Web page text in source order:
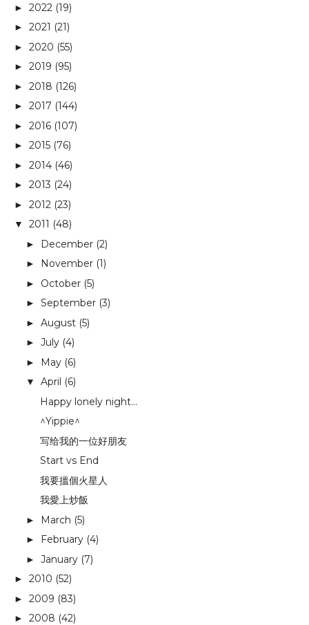
► 2022 (19)
► 2021 (21)
► 2020 (55)
► 2019 (95)
► 2018 (126)
► 2017 (144)
► 2016 (107)
► 2015 (76)
► 2014 (46)
► 2013 (24)
► 2012 (23)
▼ 2011 (48)
► December (2)
► November (1)
► October (5)
► September (3)
► August (5)
► July (4)
► May (6)
▼ April (6)
Happy lonely night...
^Yippie^
写给我的一位好朋友
Start vs End
我要搵個火星人
我愛上炒飯
► March (5)
► February (4)
► January (7)
► 2010 (52)
► 2009 (83)
► 2008 (42)